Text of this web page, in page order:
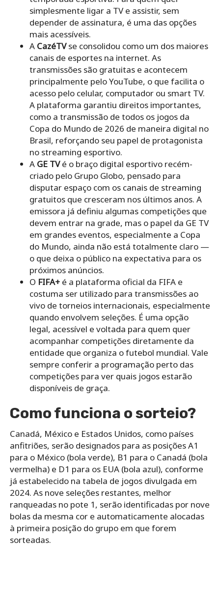
simplesmente ligar a TV e assistir, sem
depender de assinatura, é uma das opções
mais acessíveis.
A CazéTVse consolidou como um dos maiores
canais de esportes na internet. As
transmissões são gratuitas e acontecem
principalmente pelo YouTube, o que facilita o
acesso pelo celular, computador ou smart TV.
A plataforma garantiu direitos importantes,
como a transmissão de todos os jogos da
Copa do Mundo de 2026 de maneira digital no
Brasil, reforçando seu papel de protagonista
no streaming esportivo.
A GE TVé o braço digital esportivo recém-
criado pelo Grupo Globo, pensado para
disputar espaço com os canais de streaming
gratuitos que cresceram nos últimos anos. A
emissora já definiu algumas competições que
devem entrar na grade, mas o papel da GE TV
em grandes eventos, especialmente a Copa
do Mundo, ainda não está totalmente claro —
o que deixa o público na expectativa para os
próximos anúncios.
O FIFA+ é a plataforma oficial da FIFA e
costuma ser utilizado para transmissões ao
vivo de torneios internacionais, especialmente
quando envolvem seleções. É uma opção
legal, acessível e voltada para quem quer
acompanhar competições diretamente da
entidade que organiza o futebol mundial. Vale
sempre conferir a programação perto das
competições para ver quais jogos estarão
disponíveis de graça.
Como funciona o sorteio?
Canadá, México e Estados Unidos, como países
anfitriões, serão designados para as posições A1
para o México (bola verde), B1 para o Canadá (bola
vermelha) e D1 para os EUA (bola azul), conforme
já estabelecido na tabela de jogos divulgada em
2024. As nove seleções restantes, melhor
ranqueadas no pote 1, serão identificadas por nove
bolas da mesma cor e automaticamente alocadas
à primeira posição do grupo em que forem
sorteadas.